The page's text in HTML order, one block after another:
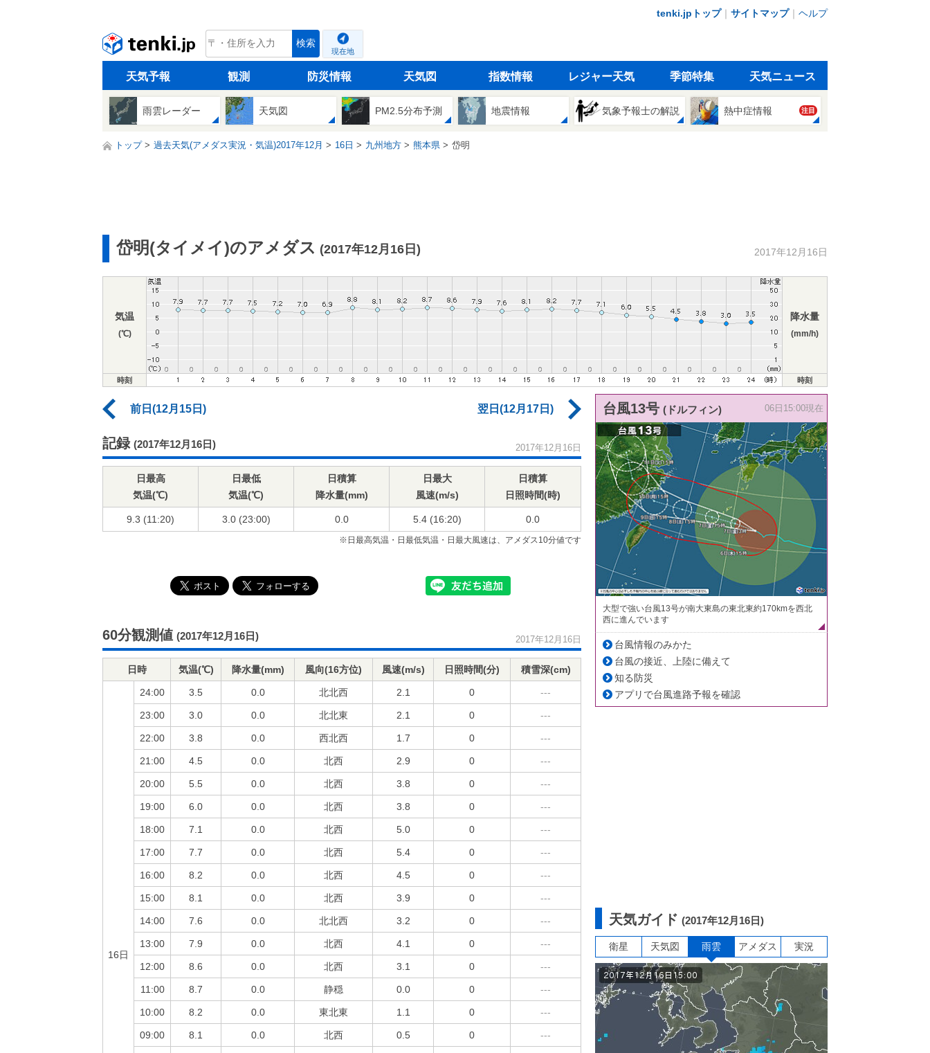
tenki.jpトップ｜ サイトマップ｜ ヘルプ
tenki.jp 検索
現在地
天気予報 観測 防災情報 天気図 指数情報 レジャー天気 季節特集 天気ニュース
雨雲レーダー 天気図 PM2.5分布予測 地震情報 気象予報士の解説 熱中症情報 注目
トップ 過去天気(アメダス実況・気温)2017年12月 16日 九州地方 熊本県 岱明
岱明(タイメイ)のアメダス (2017年12月16日) 2017年12月16日
気温
(℃)
降水量
(mm/h)
時刻 時刻
前日(12月15日) 翌日(12月17日)
記録 (2017年12月16日) 2017年12月16日
日最高
気温(℃)
日最低
気温(℃)
日積算
降水量(mm)
日最大
風速(m/s)
日積算
日照時間(時)
9.3 (11:20) 3.0 (23:00) 0.0 5.4 (16:20) 0.0
※日最高気温・日最低気温・日最大風速は、アメダス10分値です
60分観測値 (2017年12月16日) 2017年12月16日
日時 気温(℃) 降水量(mm) 風向(16方位) 風速(m/s) 日照時間(分) 積雪深(cm)
16日
24:00 3.5 0.0 北北西 2.1 0 ---
23:00 3.0 0.0 北北東 2.1 0 ---
22:00 3.8 0.0 西北西 1.7 0 ---
21:00 4.5 0.0 北西 2.9 0 ---
20:00 5.5 0.0 北西 3.8 0 ---
19:00 6.0 0.0 北西 3.8 0 ---
18:00 7.1 0.0 北西 5.0 0 ---
17:00 7.7 0.0 北西 5.4 0 ---
16:00 8.2 0.0 北西 4.5 0 ---
15:00 8.1 0.0 北西 3.9 0 ---
14:00 7.6 0.0 北北西 3.2 0 ---
13:00 7.9 0.0 北西 4.1 0 ---
12:00 8.6 0.0 北西 3.1 0 ---
11:00 8.7 0.0 静穏 0.0 0 ---
10:00 8.2 0.0 東北東 1.1 0 ---
09:00 8.1 0.0 北西 0.5 0 ---
台風13号 (ドルフィン) 06日15:00現在
大型で強い台風13号が南大東島の東北東約170kmを西北
西に進んでいます
台風情報のみかた
台風の接近、上陸に備えて
知る防災
アプリで台風進路予報を確認
天気ガイド (2017年12月16日)
衛星 天気図 雨雲 アメダス 実況